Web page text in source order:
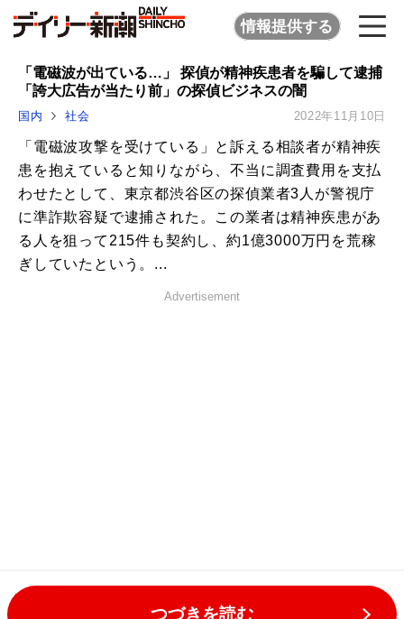
情報提供する
「電磁波が出ている…」 探偵が精神疾患者を騙して逮捕
「誇大広告が当たり前」の探偵ビジネスの闇
国内 社会 2022年11月10日
「電磁波攻撃を受けている」と訴える相談者が精神疾
患を抱えていると知りながら、不当に調査費用を支払
わせたとして、東京都渋谷区の探偵業者3人が警視庁
に準詐欺容疑で逮捕された。この業者は精神疾患があ
る人を狙って215件も契約し、約1億3000万円を荒稼
ぎしていたという。...
Advertisement
つづきを読む